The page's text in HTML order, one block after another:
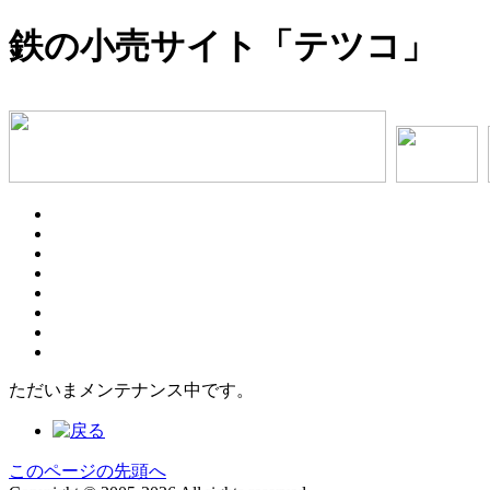
鉄の小売サイト「テツコ」
ただいまメンテナンス中です。
このページの先頭へ